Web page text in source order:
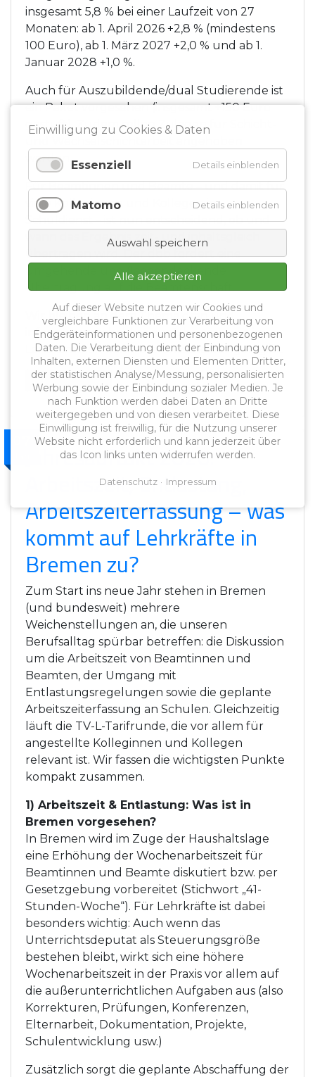
insgesamt 5,8 % bei einer Laufzeit von 27
Monaten: ab 1. April 2026 +2,8 % (mindestens
100 Euro), ab 1. März 2027 +2,0 % und ab 1.
Januar 2028 +1,0 %.
Auch für Auszubildende/dual Studierende ist
ein Paket vorgesehen (insgesamt +150 Euro
gestuft). Zudem sollen Zulagen für Schicht-
werden.
Für Beamtinnen und Beamte – und damit für
viele Kolleginnen und Kollegen im
Schuldienst – ist nun entscheidend, ob und
wann das Ergebnis zeit- und inhaltsgleich
übertragen wird. Der dbb fordert eine
umgehende und flächendeckende
Übertragung auf die Beamtenschaft.
Wir bleiben an dem Thema dran und
informieren, sobald es zur Übertragung im
Land Bremen konkrete Entscheidungen gibt.
Weiterlesen
Jahresauftakt 2026:
Arbeitszeit, Entlastung,
Arbeitszeiterfassung – was
kommt auf Lehrkräfte in
Bremen zu?
Zum Start ins neue Jahr stehen in Bremen
(und bundesweit) mehrere
Weichenstellungen an, die unseren
Berufsalltag spürbar betreffen: die Diskussion
um die Arbeitszeit von Beamtinnen und
Beamten, der Umgang mit
Entlastungsregelungen sowie die geplante
Arbeitszeiterfassung an Schulen. Gleichzeitig
läuft die TV-L-Tarifrunde, die vor allem für
angestellte Kolleginnen und Kollegen
relevant ist. Wir fassen die wichtigsten Punkte
kompakt zusammen.
1) Arbeitszeit & Entlastung: Was ist in
Bremen vorgesehen?
In Bremen wird im Zuge der Haushaltslage
eine Erhöhung der Wochenarbeitszeit für
Beamtinnen und Beamte diskutiert bzw. per
Gesetzgebung vorbereitet (Stichwort „41-
Stunden-Woche“). Für Lehrkräfte ist dabei
besonders wichtig: Auch wenn das
Unterrichtsdeputat als Steuerungsgröße
bestehen bleibt, wirkt sich eine höhere
Wochenarbeitszeit in der Praxis vor allem auf
die außerunterrichtlichen Aufgaben aus (also
Korrekturen, Prüfungen, Konferenzen,
Elternarbeit, Dokumentation, Projekte,
Schulentwicklung usw.)
Zusätzlich sorgt die geplante Abschaffung der
Einwilligung zu Cookies & Daten
Essenziell Details einblenden
Matomo Details einblenden
Auswahl speichern
Alle akzeptieren
Auf dieser Website nutzen wir Cookies und
vergleichbare Funktionen zur Verarbeitung von
Endgeräteinformationen und personenbezogenen
Daten. Die Verarbeitung dient der Einbindung von
Inhalten, externen Diensten und Elementen Dritter,
der statistischen Analyse/Messung, personalisierten
Werbung sowie der Einbindung sozialer Medien. Je
nach Funktion werden dabei Daten an Dritte
weitergegeben und von diesen verarbeitet. Diese
Einwilligung ist freiwillig, für die Nutzung unserer
Website nicht erforderlich und kann jederzeit über
das Icon links unten widerrufen werden.
Datenschutz Impressum